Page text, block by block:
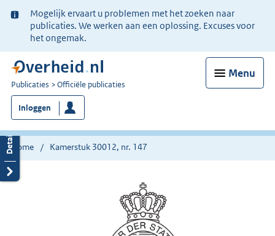
Ter
informatie:
Mogelijk ervaart u problemen met het zoeken naar
publicaties. We werken aan een oplossing. Excuses voor
het ongemak.
Menu
U
bent
nu
hier:
Publicaties Officiële publicaties
Inloggen
Home Kamerstuk 30012, nr. 147